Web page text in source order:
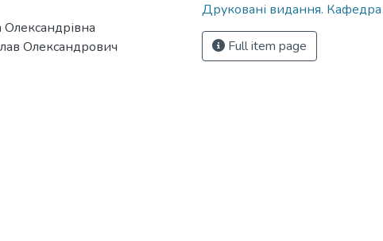
Олександрівна
Олександрович
Друковані видання.
Full item page